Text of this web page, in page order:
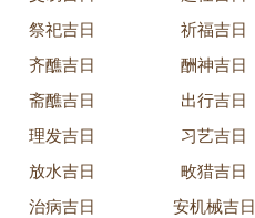
祭祀吉日 祈福吉日
齐醮吉日 酬神吉日
斋醮吉日 出行吉日
理发吉日 习艺吉日
放水吉日 畋猎吉日
治病吉日 安机械吉日